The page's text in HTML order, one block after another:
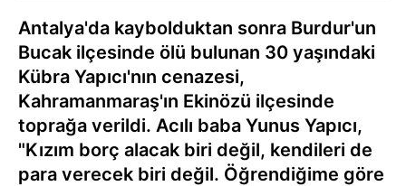
Antalya'da kaybolduktan sonra Burdur'un
Bucak ilçesinde ölü bulunan 30 yaşındaki
Kübra Yapıcı'nın cenazesi,
Kahramanmaraş'ın Ekinözü ilçesinde
toprağa verildi. Acılı baba Yunus Yapıcı,
"Kızım borç alacak biri değil, kendileri de
para verecek biri değil. Öğrendiğime göre